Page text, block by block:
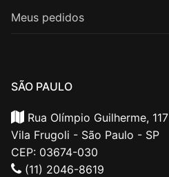
Meus pedidos
SÃO PAULO
Rua Olímpio Guilherme, 117
Vila Frugoli - São Paulo - SP
CEP: 03674-030
(11) 2046-8619